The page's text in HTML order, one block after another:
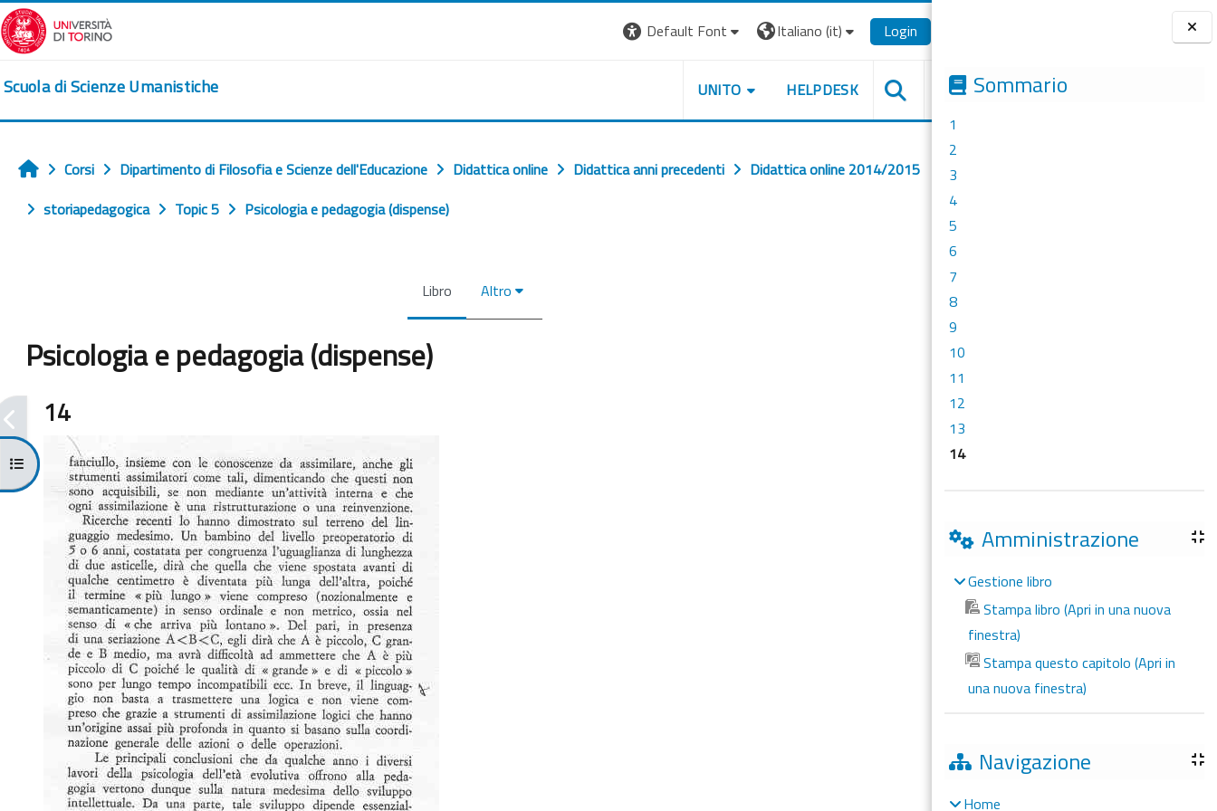
Vai al contenuto principale
Blocchi
Sommario
1
2
3
4
5
6
7
8
9
10
11
12
13
14
Amministrazione
Gestione libro
Stampa libro (Apri in una nuova
finestra)
Stampa questo capitolo (Apri in
una nuova finestra)
Navigazione
Home
Default Font Italiano ‎(it)‎ Login
Scuola di Scienze Umanistiche UNITO HELPDESK
Apri indice del corso
Home
Corsi Dipartimento di Filosofia e Scienze dell'Educazione Didattica online Didattica anni precedenti
Didattica online 2014/2015
storiapedagogica
Topic 5 Psicologia e pedagogia (dispense)
Libro Altro
Psicologia e pedagogia (dispense)
14